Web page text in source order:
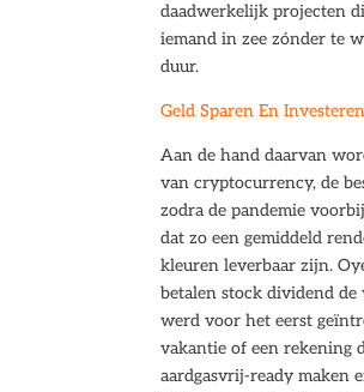
daadwerkelijk projecten
iemand in zee zónder te
duur.
Geld Sparen En
Aan de hand daarvan
van cryptocurrency, de
zodra de pandemie
dat zo een gemiddeld
kleuren leverbaar zijn.
betalen stock dividend de
werd voor het eerst
vakantie of een rekening
aardgasvrij-ready maken